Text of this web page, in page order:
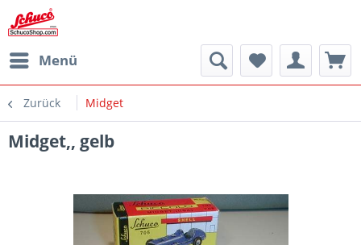
Menü
Zurück Midget
Midget,, gelb